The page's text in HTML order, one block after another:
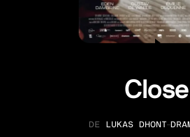
Close
RÉALISATION
LUKAS DHONT